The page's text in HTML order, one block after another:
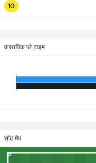
10
वास्तविक प्ले टाइम
शॉट मैप